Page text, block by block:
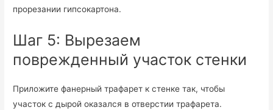
прорезании гипсокартона.
Шаг 5: Вырезаем
поврежденный участок стенки
Приложите фанерный трафарет к стенке так, чтобы
участок с дырой оказался в отверстии трафарета.